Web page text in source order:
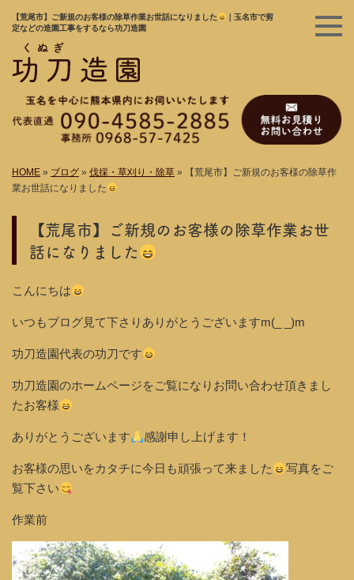
【荒尾市】ご新規のお客様の除草作業お世話になりました
｜玉名市で剪
定などの造園工事をするなら功刀造園
HOME » ブログ » 伐採・草刈り・除草 »
【荒尾市】ご新規のお客様の除草作
業お世話になりました
【荒尾市】ご新規のお客様の除草作業お世
話になりました
こんにちは
いつもブログ見て下さりありがとうございますm(_ _)m
功刀造園代表の功刀です
功刀造園のホームページをご覧になりお問い合わせ頂きまし
たお客様
ありがとうございます 感謝申し上げます！
お客様の思いをカタチに今日も頑張って来ました
写真をご
覧下さい
作業前